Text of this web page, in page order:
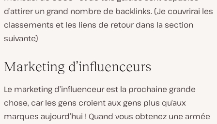
d’attirer un grand nombre de backlinks. (Je couvrirai les
classements et les liens de retour dans la section
suivante)
Marketing d’influenceurs
Le marketing d’influenceur est la prochaine grande
chose, car les gens croient aux gens plus qu’aux
marques aujourd’hui ! Quand vous obtenez une armée